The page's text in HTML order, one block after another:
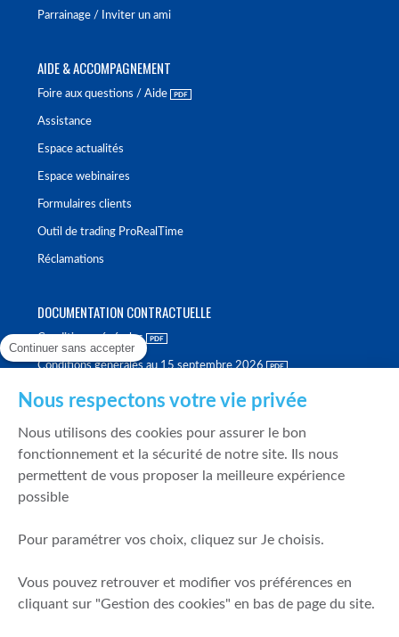
Parrainage / Inviter un ami
AIDE & ACCOMPAGNEMENT
Foire aux questions / Aide
Assistance
Espace actualités
Espace webinaires
Formulaires clients
Outil de trading ProRealTime
Réclamations
DOCUMENTATION CONTRACTUELLE
Conditions générales
Conditions générales au 15 septembre 2026
Politique de meilleure sélection
Politique de durabilité
Fonds de garantie des dépôts et de résolution
Mentions légales
Prévention de la fraude
Continuer sans accepter
Nous respectons votre vie privée
Nous utilisons des cookies pour assurer le bon
fonctionnement et la sécurité de notre site. Ils nous
permettent de vous proposer la meilleure expérience
possible
Pour paramétrer vos choix, cliquez sur Je choisis.
Vous pouvez retrouver et modifier vos préférences en
cliquant sur "Gestion des cookies" en bas de page du site.